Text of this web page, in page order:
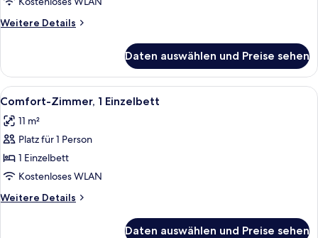
2
anzeigen
Weitere Details
Weitere
Room-
Single
Daten auswählen und Preise sehen
Alle
Fotos
für
Comfort-
Zimmer,
1 Einzelbett
anzeigen
Ein Bett mit weißen Laken und
4
Comfort-Zimmer, 1 Einzelbett
11 m²
Platz für 1 Person
1 Einzelbett
Kostenloses WLAN
Weitere Details
Weitere
Daten auswählen und Preise sehen